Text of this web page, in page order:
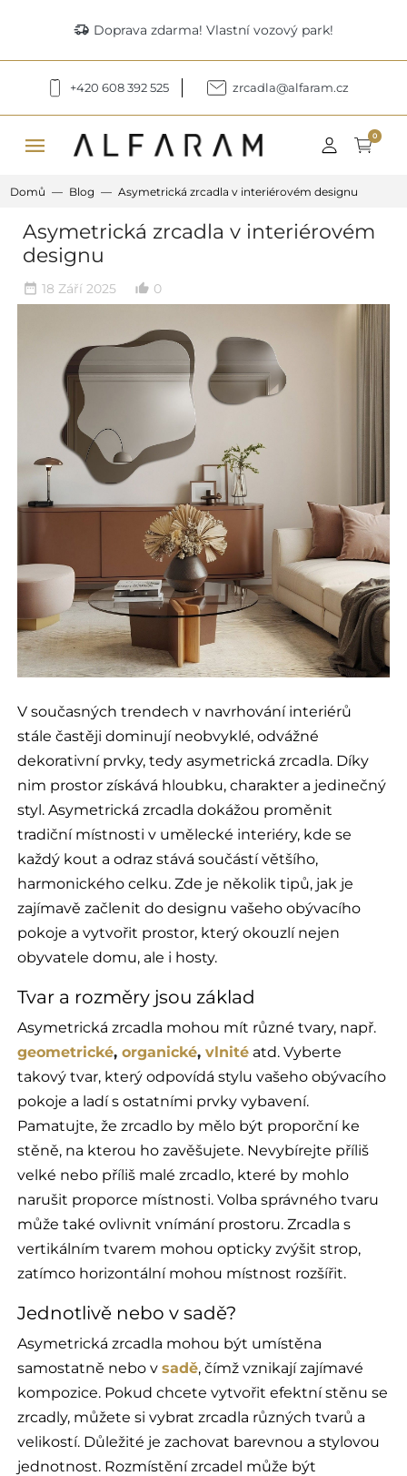
delivery_truck_speed Doprava zdarma! Vlastní vozový park!
+420 608 392 525 zrcadla@alfaram.cz
menu 0
Domů Blog Asymetrická zrcadla v interiérovém designu
Asymetrická zrcadla v interiérovém
designu
date_range 18 Září 2025 thumb_up_alt 0
V současných trendech v navrhování interiérů
stále častěji dominují neobvyklé, odvážné
dekorativní prvky, tedy asymetrická zrcadla. Díky
nim prostor získává hloubku, charakter a jedinečný
styl. Asymetrická zrcadla dokážou proměnit
tradiční místnosti v umělecké interiéry, kde se
každý kout a odraz stává součástí většího,
harmonického celku. Zde je několik tipů, jak je
zajímavě začlenit do designu vašeho obývacího
pokoje a vytvořit prostor, který okouzlí nejen
obyvatele domu, ale i hosty.
Tvar a rozměry jsou základ
Asymetrická zrcadla mohou mít různé tvary, např.
geometrické,organické,vlnité atd. Vyberte
takový tvar, který odpovídá stylu vašeho obývacího
pokoje a ladí s ostatními prvky vybavení.
Pamatujte, že zrcadlo by mělo být proporční ke
stěně, na kterou ho zavěšujete. Nevybírejte příliš
velké nebo příliš malé zrcadlo, které by mohlo
narušit proporce místnosti. Volba správného tvaru
může také ovlivnit vnímání prostoru. Zrcadla s
vertikálním tvarem mohou opticky zvýšit strop,
zatímco horizontální mohou místnost rozšířit.
Jednotlivě nebo v sadě?
Asymetrická zrcadla mohou být umístěna
samostatně nebo vsadě, čímž vznikají zajímavé
kompozice. Pokud chcete vytvořit efektní stěnu se
zrcadly, můžete si vybrat zrcadla různých tvarů a
velikostí. Důležité je zachovat barevnou a stylovou
jednotnost. Rozmístění zrcadel může být